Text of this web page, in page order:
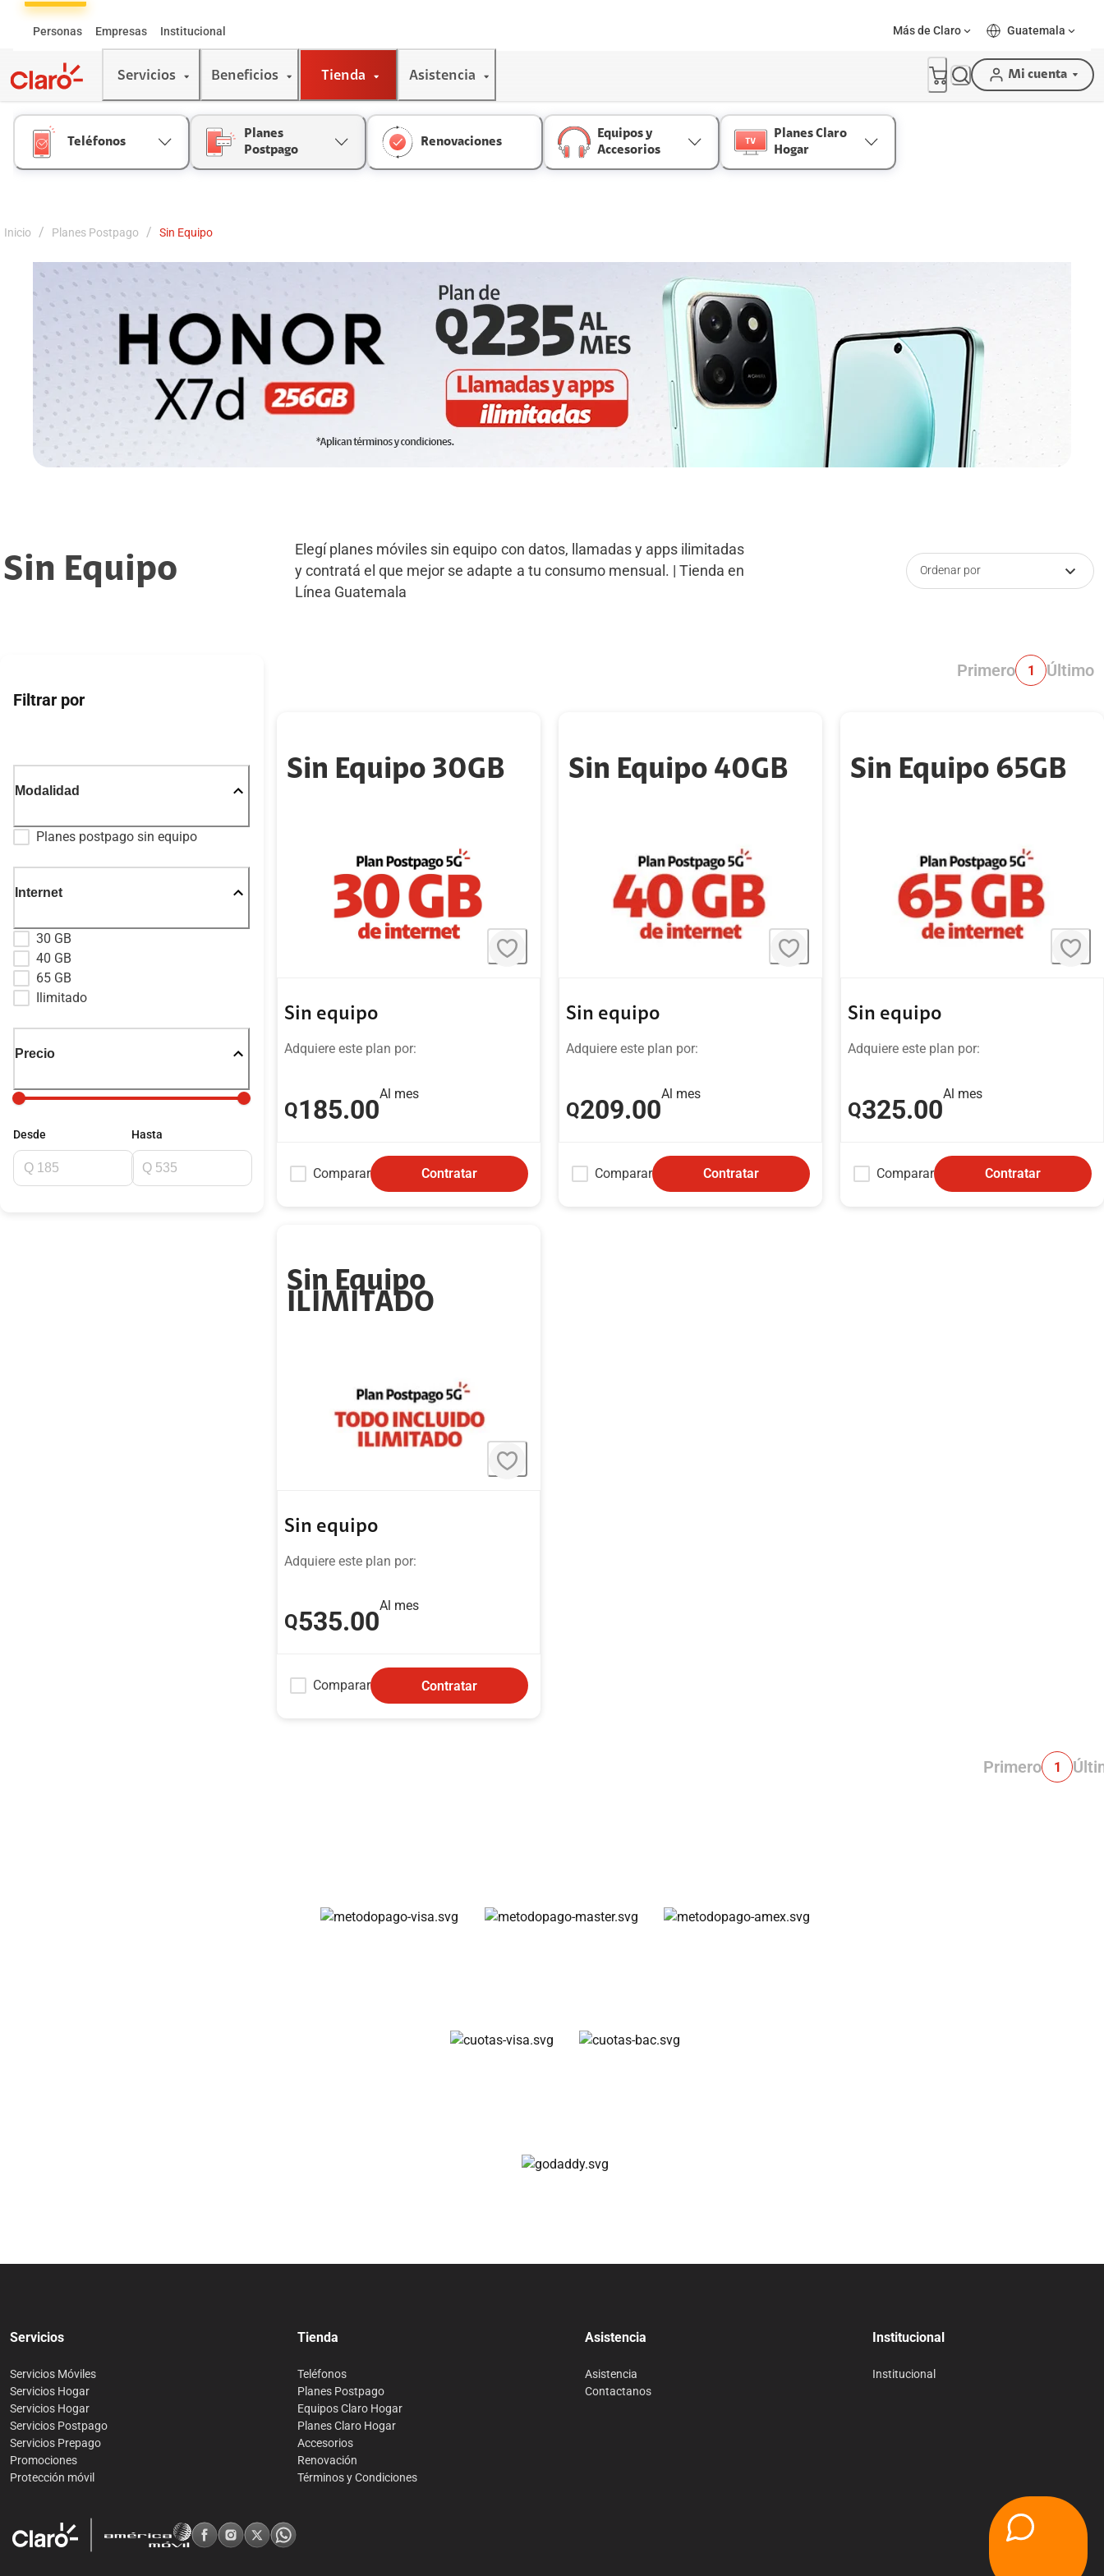
Personas Empresas Institucional Más de Claro Guatemala
Servicios Beneficios Tienda Asistencia Mi cuenta
Teléfonos
Planes
Postpago
Renovaciones
Equipos y
Accesorios
Planes Claro
Hogar
Inicio / Planes Postpago / Sin Equipo
Sin Equipo
Elegí planes móviles sin equipo con datos, llamadas y apps ilimitadas
y contratá el que mejor se adapte a tu consumo mensual. | Tienda en
Línea Guatemala
Ordenar por
Filtrar por
Modalidad
Planes postpago sin equipo
Internet
30 GB
40 GB
65 GB
Ilimitado
Precio
Desde Hasta
Primero 1 Último
Sin Equipo 30GB
Sin equipo
Adquiere este plan por:
Q185.00
Al mes
Comparar Contratar
Sin Equipo 40GB
Sin equipo
Adquiere este plan por:
Q209.00
Al mes
Comparar Contratar
Sin Equipo 65GB
Sin equipo
Adquiere este plan por:
Q325.00
Al mes
Comparar Contratar
Sin Equipo
ILIMITADO
Sin equipo
Adquiere este plan por:
Q535.00
Al mes
Comparar Contratar
Primero 1
Servicios
Servicios Móviles
Servicios Hogar
Servicios Hogar
Servicios Postpago
Servicios Prepago
Promociones
Protección móvil
Tienda
Teléfonos
Planes Postpago
Equipos Claro Hogar
Planes Claro Hogar
Accesorios
Renovación
Términos y Condiciones
Asistencia
Asistencia
Contactanos
Institucional
Institucional